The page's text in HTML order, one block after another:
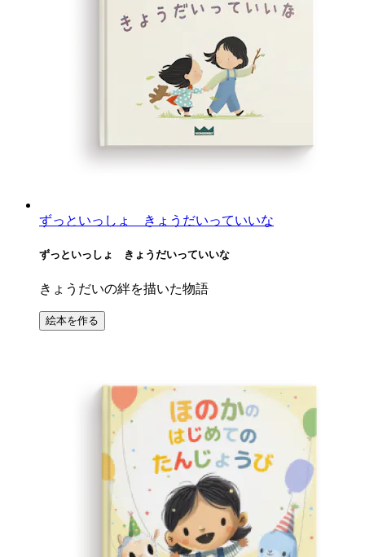
ずっといっしょ きょうだいっていいな
ずっといっしょ きょうだいっていいな
きょうだいの絆を描いた物語
絵本を作る